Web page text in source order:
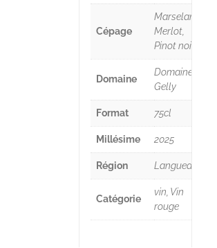
Cépage
Marselan,
Merlot,
Pinot noir
Domaine
Domaine
Gelly
Format 75cl
Millésime 2025
Région Languedoc
Catégorie
vin, Vin
rouge